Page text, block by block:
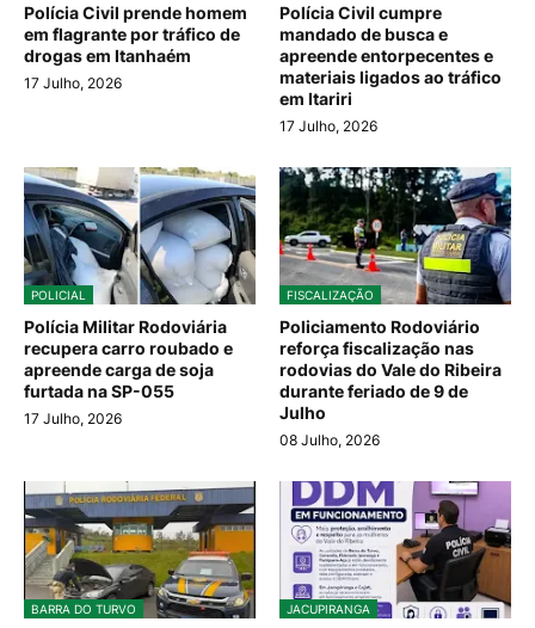
Polícia Civil prende homem
em flagrante por tráfico de
drogas em Itanhaém
17 Julho, 2026
Polícia Civil cumpre
mandado de busca e
apreende entorpecentes e
materiais ligados ao tráfico
em Itariri
17 Julho, 2026
POLICIAL
Polícia Militar Rodoviária
recupera carro roubado e
apreende carga de soja
furtada na SP-055
17 Julho, 2026
FISCALIZAÇÃO
Policiamento Rodoviário
reforça fiscalização nas
rodovias do Vale do Ribeira
durante feriado de 9 de
Julho
08 Julho, 2026
BARRA DO TURVO JACUPIRANGA